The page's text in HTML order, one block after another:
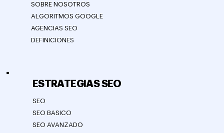
SOBRE NOSOTROS
ALGORITMOS GOOGLE
AGENCIAS SEO
DEFINICIONES
ESTRATEGIAS SEO
SEO
SEO BASICO
SEO AVANZADO